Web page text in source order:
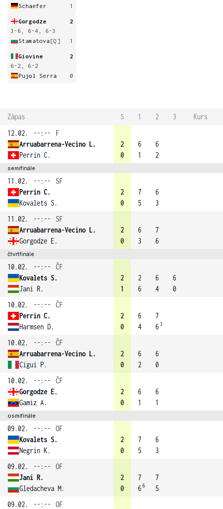
Schaefer
1
Gorgodze
2
3-6, 6-4, 6-3
Stamatova [Q] 1
Giovine
2
6-2, 6-2
Pujol Serra
0
Zápas S 1 2 3
Kurs
12.02.
--:--
F
Arruabarrena-Vecino L.
Perrin C.
2
0
6
1
6
2
semifinále
11.02. --:--
SF
Perrin C.
Kovalets S.
2
0
7
5
6
3
11.02.
--:--
SF
Arruabarrena-Vecino L.
Gorgodze E.
2
0
6
3
7
6
čtvrtfinále
10.02. --:--
ČF
Kovalets S.
Jani R.
2
1
2
6
6
4
6
0
10.02.
--:--
ČF
Perrin C.
Harmsen D.
2
0
6
4
7
6 3
10.02. --:--
ČF
Arruabarrena-Vecino L.
Cigui P.
2
0
6
2
6
0
10.02.
--:--
ČF
Gorgodze E.
Gamiz A.
2
0
6
1
6
1
osmifinále
09.02. --:--
OF
Kovalets S.
Negrin K.
2
0
7
5
6
3
09.02.
--:--
OF
Jani R.
Gledacheva M.
2
0
7
66
7
5
09.02.
--:--
OF